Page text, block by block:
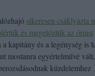
sikeresen csáklyázta
és megelőztük az óriást
a kapitány és a legénység is
mostanra egyértelművé
küzdelemhez